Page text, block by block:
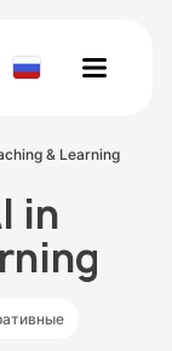
& Learning
in